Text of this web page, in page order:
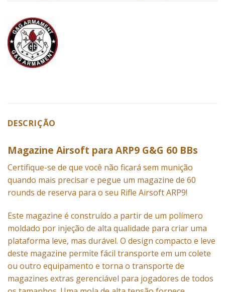
DESCRIÇÃO
Magazine Airsoft para ARP9 G&G 60 BBs
Certifique-se de que você não ficará sem munição
quando mais precisar e pegue um magazine de 60
rounds de reserva para o seu Rifle Airsoft ARP9!
Este magazine é construído a partir de um polímero
moldado por injeção de alta qualidade para criar uma
plataforma leve, mas durável. O design compacto e leve
deste magazine permite fácil transporte em um colete
ou outro equipamento e torna o transporte de
magazines extras gerenciável para jogadores de todos